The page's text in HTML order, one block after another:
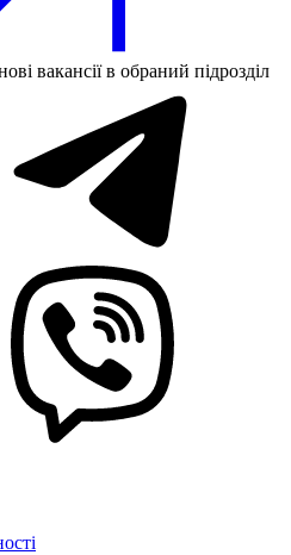
вакансії в обраний підрозділ